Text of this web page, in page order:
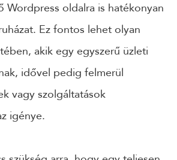
Wordpress oldalra is hatékonyan
Ez fontos lehet olyan
akik egy egyszerű üzleti
idővel pedig felmerül
vagy szolgáltatások
igénye.